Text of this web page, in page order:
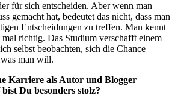
für sich entscheiden. Aber wenn man
gemacht hat, bedeutet das nicht, dass man
Entscheidungen zu treffen. Man kennt
richtig. Das Studium verschafft einem
selbst beobachten, sich die Chance
man will.
Karriere als Autor und Blogger
Du besonders stolz?